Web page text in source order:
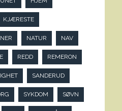
KJÆRESTE
NATUR NAV
REDD REMERON
SANDERUD
SYKDOM SØVN